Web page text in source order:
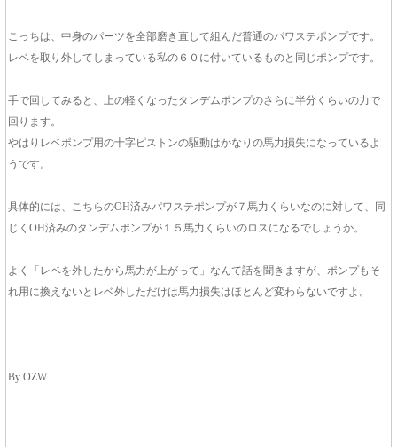
こっちは、中身のパーツを全部磨き直して組んだ普通のパワステポンプです。
レベを取り外してしまっている私の６０に付いているものと同じポンプです。
手で回してみると、上の軽くなったタンデムポンプのさらに半分くらいの力で
回ります。
やはりレベポンプ用の十字ピストンの駆動はかなりの馬力損失になっているよ
うです。
具体的には、こちらのOH済みパワステポンプが７馬力くらいなのに対して、同
じくOH済みのタンデムポンプが１５馬力くらいのロスになるでしょうか。
よく「レベを外したから馬力が上がって」なんて話を聞きますが、ポンプもそ
れ用に換えないとレベ外しただけは馬力損失はほとんど変わらないですよ。
By OZW